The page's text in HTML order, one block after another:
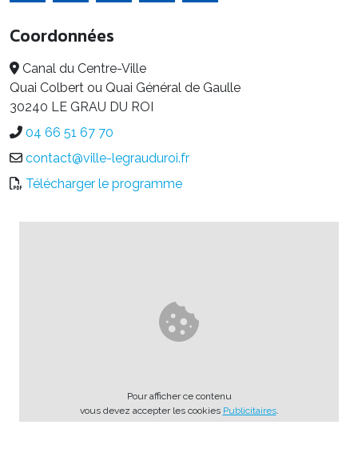
Coordonnées
Canal du Centre-Ville
Quai Colbert ou Quai Général de Gaulle
30240 LE GRAU DU ROI
04 66 51 67 70
contact@ville-legrauduroi.fr
Télécharger le programme
Pour afficher ce contenu
vous devez accepter les cookies Publicitaires.